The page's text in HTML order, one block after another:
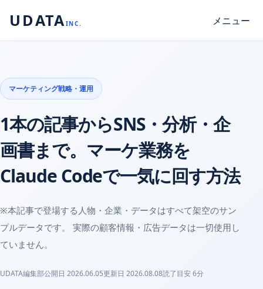
UDATA INC. メニュー
マーケティング戦略・運用
1本の記事からSNS・分析・企
画書まで。マーケ業務を
Claude Codeで一気に回す方法
※本記事で登場する人物・企業・データはすべて架空のサン
プルデータです。 実際の顧客情報・広告データは一切使用し
ていません。
UDATA編集部公開日 2026.06.05更新日 2026.08.08読了目安6分